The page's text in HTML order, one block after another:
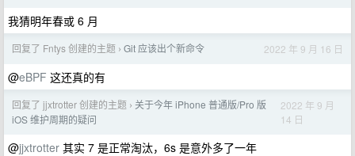
我猜明年春或 6 月
回复了 Fntys 创建的主题 › Git 应该出个新命令 2022 年 9 月 16 日
@eBPF 这还真的有
回复了 jjxtrotter 创建的主题 › 关于今年 iPhone 普通版/Pro 版
iOS 维护周期的疑问
2022 年 9 月
14 日
@jjxtrotter 其实 7 是正常淘汰，6s 是意外多了一年